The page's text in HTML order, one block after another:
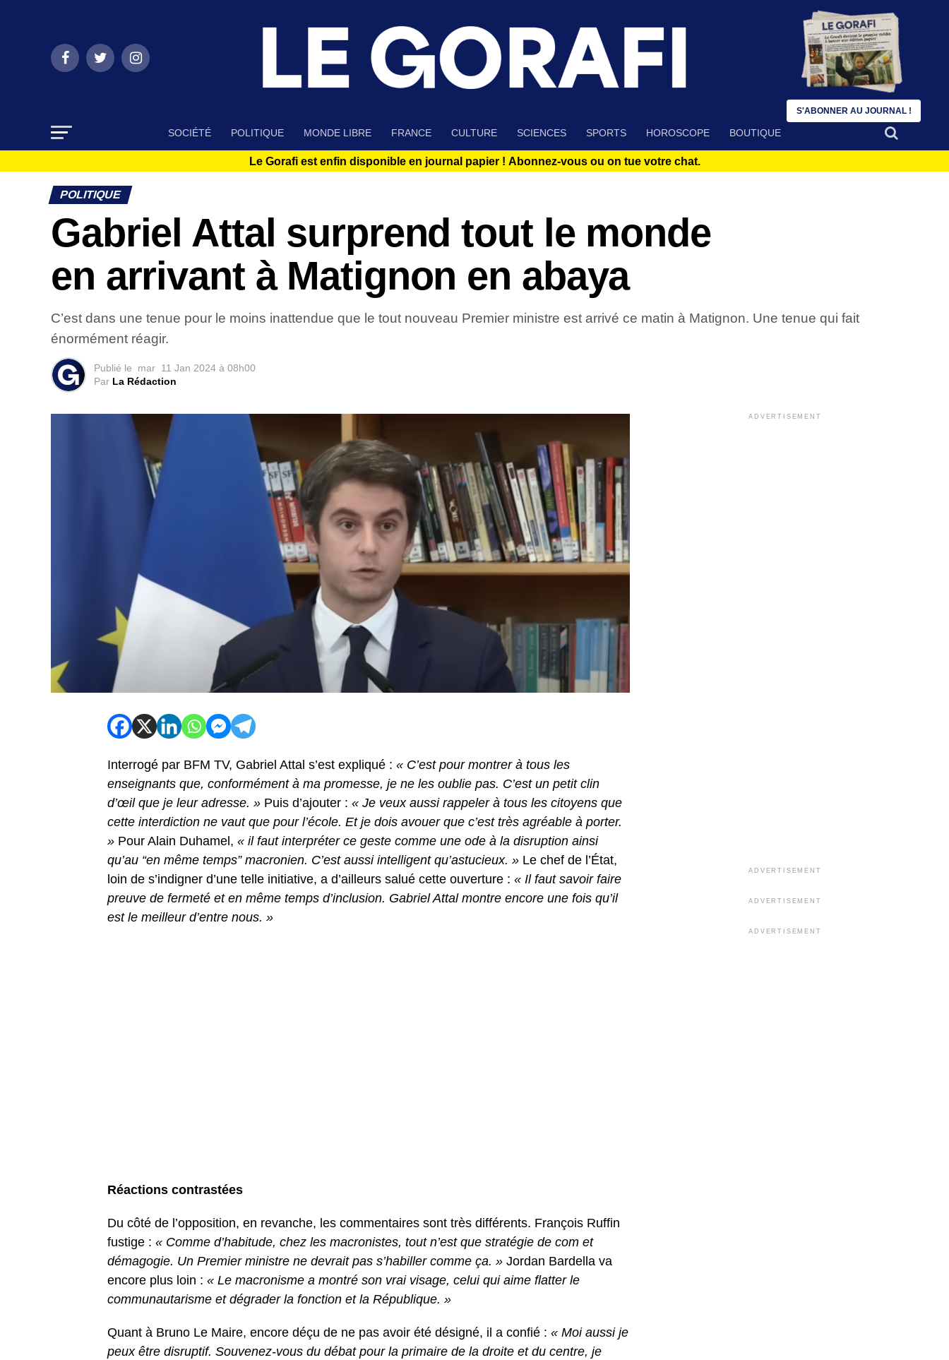
SOCIÉTÉ POLITIQUE MONDE LIBRE FRANCE CULTURE SCIENCES SPORTS HOROSCOPE BOUTIQUE
Le Gorafi est enfin disponible en journal papier ! Abonnez-vous ou on tue votre chat.
POLITIQUE
Gabriel Attal surprend tout le monde
en arrivant à Matignon en abaya
C’est dans une tenue pour le moins inattendue que le tout nouveau Premier ministre est arrivé ce matin à Matignon. Une tenue qui fait
énormément réagir.
Publié le mar 11 Jan 2024 à 08h00
Par La Rédaction
Interrogé par BFM TV, Gabriel Attal s’est expliqué : « C’est pour montrer à tous les
enseignants que, conformément à ma promesse, je ne les oublie pas. C’est un petit clin
d’œil que je leur adresse. » Puis d’ajouter : « Je veux aussi rappeler à tous les citoyens que
cette interdiction ne vaut que pour l’école. Et je dois avouer que c’est très agréable à porter.
» Pour Alain Duhamel, « il faut interpréter ce geste comme une ode à la disruption ainsi
qu’au “en même temps” macronien. C’est aussi intelligent qu’astucieux. » Le chef de l’État,
loin de s’indigner d’une telle initiative, a d’ailleurs salué cette ouverture : « Il faut savoir faire
preuve de fermeté et en même temps d’inclusion. Gabriel Attal montre encore une fois qu’il
est le meilleur d’entre nous. »
Réactions contrastées
Du côté de l’opposition, en revanche, les commentaires sont très différents. François Ruffin
fustige : « Comme d’habitude, chez les macronistes, tout n’est que stratégie de com et
démagogie. Un Premier ministre ne devrait pas s’habiller comme ça. » Jordan Bardella va
encore plus loin : « Le macronisme a montré son vrai visage, celui qui aime flatter le
communautarisme et dégrader la fonction et la République. »
Quant à Bruno Le Maire, encore déçu de ne pas avoir été désigné, il a confié : « Moi aussi je
peux être disruptif. Souvenez-vous du débat pour la primaire de la droite et du centre, je
ADVERTISEMENT
ADVERTISEMENT
ADVERTISEMENT
ADVERTISEMENT
S'ABONNER AU JOURNAL !